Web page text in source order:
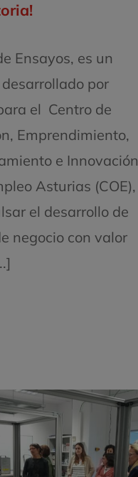
Ensayos, es un
por
el Centro de
Emprendimiento,
e Innovación
Asturias (COE),
el desarrollo de
negocio con valor